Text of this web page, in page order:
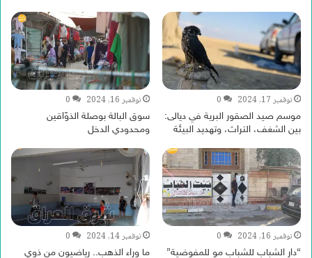
نوفمبر 17, 2024 0
موسم صيد الصقور البرية في ديالى:
بين الشغف، التراث، وتهديد البيئة
نوفمبر 16, 2024 0
سوق البالة بوصلة الذوّاقين
ومحدودي الدخل
نوفمبر 16, 2024 0
“دار الشباب للشباب مو للمفوضية”
نوفمبر 14, 2024 0
ما وراء الذهب.. رياضيون من ذوي